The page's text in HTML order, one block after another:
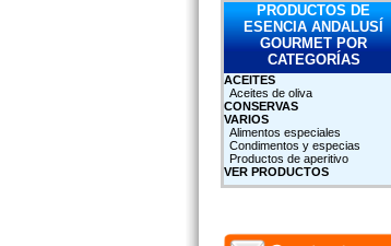
PRODUCTOS DE
ESENCIA ANDALUSÍ
GOURMET POR
CATEGORÍAS
ACEITES
Aceites de oliva
CONSERVAS
VARIOS
Alimentos especiales
Condimentos y especias
Productos de aperitivo
VER PRODUCTOS